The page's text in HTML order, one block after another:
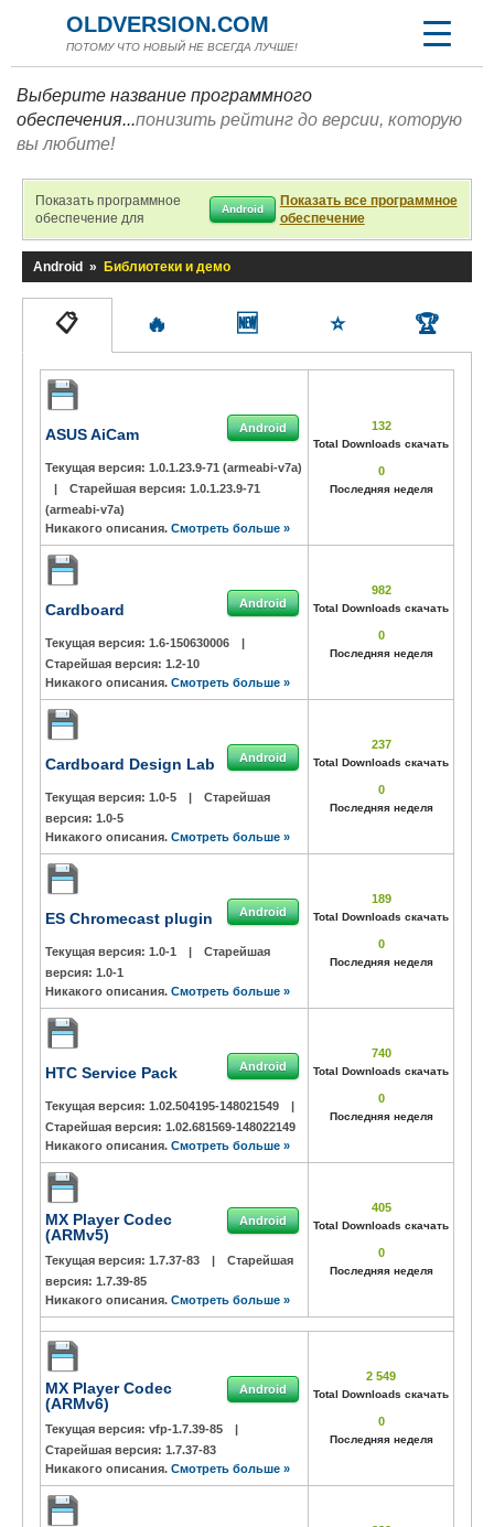
OLDVERSION.COM
ПОТОМУ ЧТО НОВЫЙ НЕ ВСЕГДА ЛУЧШЕ!
Выберите название программного
обеспечения...понизить рейтинг до версии, которую
вы любите!
Показать программное
обеспечение для
Android
Показать все программное
обеспечение
Android » Библиотеки и демо
📋 🔥 🆕 ⭐ 🏆
ASUS AiCam Android
Текущая версия: 1.0.1.23.9-71 (armeabi-v7a)
|
Старейшая версия: 1.0.1.23.9-71
(armeabi-v7a)
Никакого описания. Смотреть больше »
132
Total Downloads скачать
0
Последняя неделя
Cardboard Android
Текущая версия: 1.6-150630006
|
Старейшая версия: 1.2-10
Никакого описания. Смотреть больше »
982
Total Downloads скачать
0
Последняя неделя
Cardboard Design Lab Android
Текущая версия: 1.0-5 |
Старейшая
версия: 1.0-5
Никакого описания. Смотреть больше »
237
Total Downloads скачать
0
Последняя неделя
ES Chromecast plugin Android
Текущая версия: 1.0-1 |
Старейшая
версия: 1.0-1
Никакого описания. Смотреть больше »
189
Total Downloads скачать
0
Последняя неделя
HTC Service Pack Android
Текущая версия: 1.02.504195-148021549
|
Старейшая версия: 1.02.681569-148022149
Никакого описания. Смотреть больше »
740
Total Downloads скачать
0
Последняя неделя
MX Player Codec
(ARMv5)
Android
Текущая версия: 1.7.37-83 |
Старейшая
версия: 1.7.39-85
Никакого описания. Смотреть больше »
405
Total Downloads скачать
0
Последняя неделя
MX Player Codec
(ARMv6)
Android
Текущая версия: vfp-1.7.39-85
|
Старейшая версия: 1.7.37-83
Никакого описания. Смотреть больше »
2 549
Total Downloads скачать
0
Последняя неделя